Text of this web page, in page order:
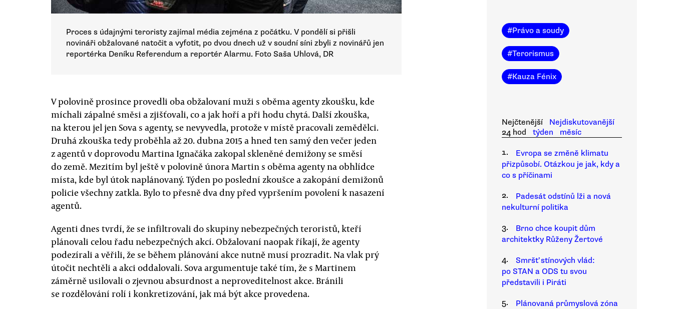
Proces s údajnými teroristy zajímal média zejména z počátku. V pondělí si přišli
novináři obžalované natočit a vyfotit, po dvou dnech už v soudní síni zbyli z novinářů jen
reportérka Deníku Referendum a reportér Alarmu. Foto Saša Uhlová, DR
V polovině prosince provedli oba obžalovaní muži s oběma agenty zkoušku, kde
míchali zápalné směsi a zjišťovali, co a jak hoří a při hodu chytá. Další zkouška,
na kterou jel jen Sova s agenty, se nevyvedla, protože v místě pracovali zemědělci.
Druhá zkouška tedy proběhla až 20. dubna 2015 a hned ten samý den večer jeden
z agentů v doprovodu Martina Ignačáka zakopal skleněné demižony se směsí
do země. Mezitím byl ještě v polovině února Martin s oběma agenty na obhlídce
místa, kde byl útok naplánovaný. Týden po poslední zkoušce a zakopání demižonů
policie všechny zatkla. Bylo to přesně dva dny před vypršením povolení k nasazení
agentů.
Agenti dnes tvrdí, že se infiltrovali do skupiny nebezpečných teroristů, kteří
plánovali celou řadu nebezpečných akcí. Obžalovaní naopak říkají, že agenty
podezírali a věřili, že se během plánování akce nutně musí prozradit. Na vlak prý
útočit nechtěli a akci oddalovali. Sova argumentuje také tím, že s Martinem
záměrně usilovali o zjevnou absurdnost a neproveditelnost akce. Bránili
se rozdělování rolí i konkretizování, jak má být akce provedena.
#Právo a soudy
#Terorismus
#Kauza Fénix
Nejčtenější
Nejdiskutovanější
24 hod
týden
měsíc
1.
Evropa se změně klimatu
přizpůsobí. Otázkou je jak, kdy a
co s příčinami
2.
Padesát odstínů lži a nová
nekulturní politika
3.
Brno chce koupit dům
architektky Růženy Žertové
4.
Smršť stínových vlád:
po STAN a ODS tu svou
představili i Piráti
5.
Plánovaná průmyslová zóna